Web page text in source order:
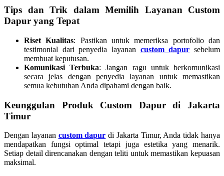
Tips dan Trik dalam Memilih Layanan Custom
Dapur yang Tepat
Riset Kualitas: Pastikan untuk memeriksa portofolio dan
testimonial dari penyedia layanan custom dapur sebelum
membuat keputusan.
Komunikasi Terbuka: Jangan ragu untuk berkomunikasi
secara jelas dengan penyedia layanan untuk memastikan
semua kebutuhan Anda dipahami dengan baik.
Keunggulan Produk Custom Dapur di Jakarta
Timur
Dengan layanan custom dapur di Jakarta Timur, Anda tidak hanya
mendapatkan fungsi optimal tetapi juga estetika yang menarik.
Setiap detail direncanakan dengan teliti untuk memastikan kepuasan
maksimal.